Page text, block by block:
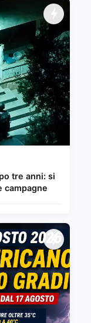
tre anni: si
campagne